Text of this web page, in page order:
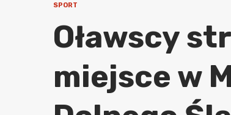
SPORT
Oławscy
miejsce w